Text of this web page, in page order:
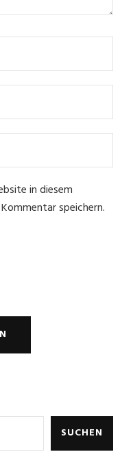
in diesem
speichern.
SUCHEN